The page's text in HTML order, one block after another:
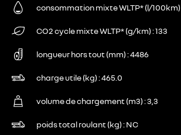
consommation mixte WLTP* (l/100km)
CO2 cycle mixte WLTP* (g/km) 133
longueur hors tout (mm) 4486
charge utile (kg) 465.0
volume de chargement (m3) 3,3
poids total roulant (kg) NC